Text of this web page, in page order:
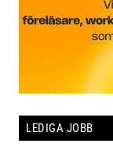
LEDIGA JOBB